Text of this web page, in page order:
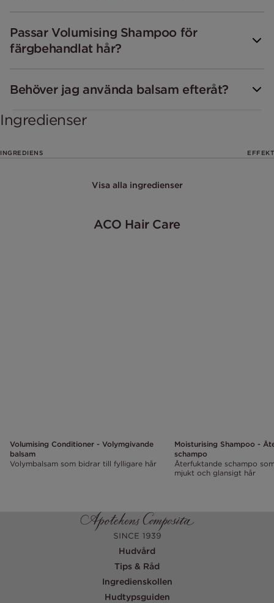
Passar Volumising Shampoo för
färgbehandlat hår?
Behöver jag använda balsam efteråt?
Ingredienser
INGREDIENS EFFEKT
Visa alla ingredienser
ACO Hair Care
Volumising Conditioner - Volymgivande
balsam
Volymbalsam som bidrar till fylligare hår
Moisturising Shampoo -
schampo
Återfuktande schampo
mjukt och glansigt hår
Hudvård
Tips & Råd
Ingredienskollen
Hudtypsguiden